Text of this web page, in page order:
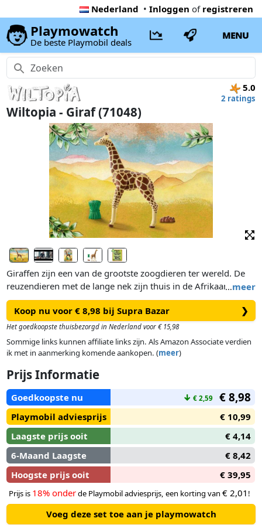
Nederland • Inloggen of registreren
Playmowatch
De beste Playmobil deals
MENU
5.0
2 ratings
Wiltopia - Giraf (71048)
…meer
Giraffen zijn een van de grootste zoogdieren ter wereld. De
reuzendieren met de lange nek zijn thuis in de Afrikaanse
savanne. Daar vinden ze hun favoriete voedsel acaciabomen,
waarvan ze dagelijks 30 kg consumeren. Een volwassen
girafstier weegt gemiddeld 1600 kg en groeit tot een hoogte
van 6 meter. Het reikt dus gemakkelijk tot de tweede
verdieping van een eengezinswoning. Wiltopia nodigt
ontdekken die het waard zijn om te beschermen en ook hun
talrijke dierlijke bewoners. Bovendien combineert het spelen
en leren op een unieke manier. De PLAYMOBIL-set bevat een
giraf, een bundel gras en een dierenkenniskaart. De
giraffiguur kan zijn kop op en neer kantelen en alle vier de
poten afzonderlijk bewegen.
Een extra portie kennis
De Wiltopia-webapp biedt extra geweldige audio- en video-
content en neemt kinderen mee naar de leefomgeving van de
dieren. Scan eenvoudig de QR-code op de
dierenverzamelkaart en de gedetailleerde dieren- en
plantenwereld komt bij je thuis. Met de AR-functie is ook een
Koop nu voor € 8,98 bij Supra Bazar ❯
Het goedkoopste thuisbezorgd in Nederland voor € 15,98
Sommige links kunnen affiliate links zijn. Als Amazon Associate verdien
ik met in aanmerking komende aankopen. (meer)
Prijs Informatie
Goedkoopste nu ↓ € 2,59 € 8,98
Playmobil adviesprijs
€ 10,99
Laagste prijs ooit
€ 4,14
6-Maand Laagste
€ 8,42
Hoogste prijs ooit
€ 39,95
Prijs is 18% onderde Playmobil adviesprijs, een korting van € 2,01 !
Voeg deze set toe aan je playmowatch